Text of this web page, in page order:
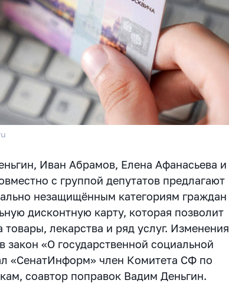
Иван Абрамов, Елена Афанасьева и
с группой депутатов предлагают
незащищённым категориям граждан
дисконтную карту, которая позволит
товары, лекарства и ряд услуг. Изменения
закон «О государственной социальной
«СенатИнформ» член Комитета СФ по
соавтор поправок Вадим Деньгин.